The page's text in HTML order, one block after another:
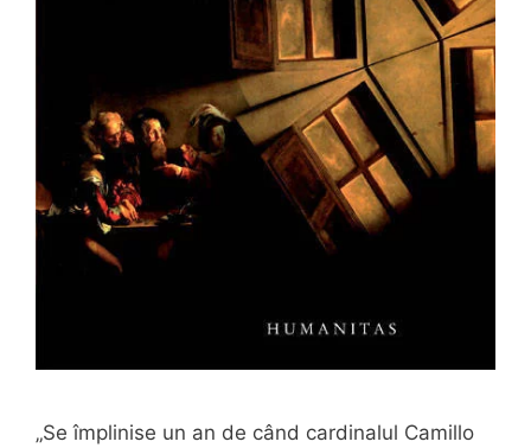
„Se împlinise un an de când cardinalul Camillo